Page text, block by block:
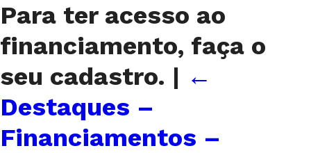
Para ter acesso ao
financiamento, faça o
seu cadastro. | ←
Destaques –
Financiamentos –